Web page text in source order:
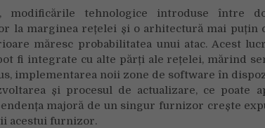
modificările tehnologice introduse între
la marginea rețelei și o arhitectură mai puțin
măresc probabilitatea unui atac. Acest
fi integrate cu alte părți ale rețelei, mărind
implementarea noii zone de software în
și procesul de actualizare, ce poate
majoră de un singur furnizor crește
acestui furnizor.